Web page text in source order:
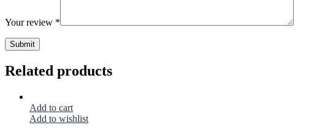
Your review *
Related products
Add to cart
Add to wishlist